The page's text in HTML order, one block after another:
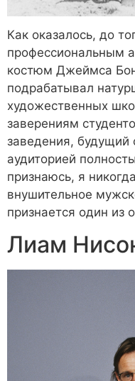
Как оказалось, до
профессиональным
костюм Джеймса
подрабатывал
художественных
заверениям
заведения, будущий
аудиторией
признаюсь, я
внушительное
признается один из
Лиам